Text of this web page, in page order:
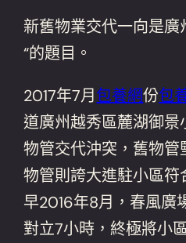
新舊物業交代一向是廣
“的題目。
2017年7月包養網份包
道廣州越秀區麓湖御
物管交代沖突，舊物
物管則誇大進駐小區
早2016年8月，春風廣
對立7小時，終極將小